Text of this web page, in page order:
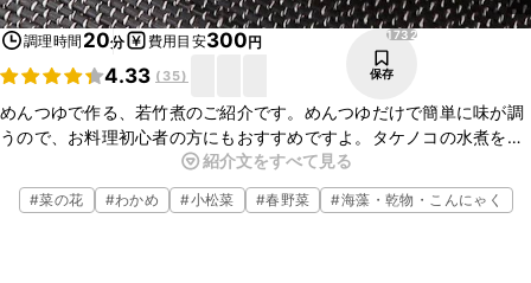
調理時間 20分 費用目安300円
4.33 ( 35)
1732
保存
めんつゆで作る、若竹煮のご紹介です。めんつゆだけで簡単に味が調
うので、お料理初心者の方にもおすすめですよ。タケノコの水煮を使
うことで下ごしらえの手間がかからず、味のなじみもいいので、調理
時間の時短になります。ぜひ作ってみてくださいね。
紹介文をすべて見る
#菜の花 #わかめ #小松菜 #春野菜 #海藻・乾物・こんにゃく